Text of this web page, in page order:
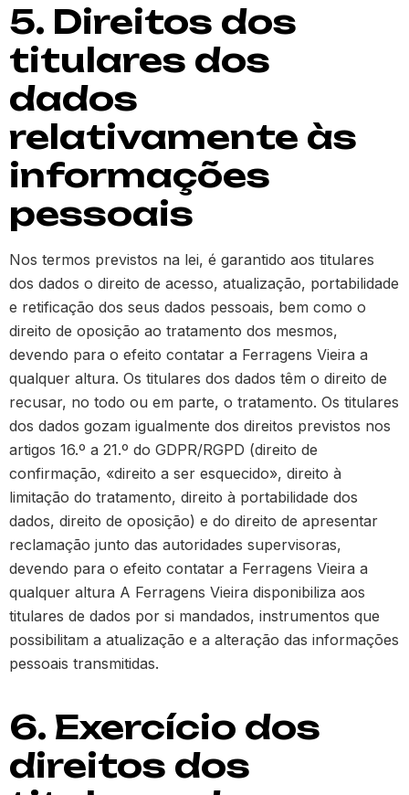
5. Direitos dos
titulares dos
dados
relativamente às
informações
pessoais
Nos termos previstos na lei, é garantido aos titulares
dos dados o direito de acesso, atualização, portabilidade
e retificação dos seus dados pessoais, bem como o
direito de oposição ao tratamento dos mesmos,
devendo para o efeito contatar a Ferragens Vieira a
qualquer altura. Os titulares dos dados têm o direito de
recusar, no todo ou em parte, o tratamento. Os titulares
dos dados gozam igualmente dos direitos previstos nos
artigos 16.º a 21.º do GDPR/RGPD (direito de
confirmação, «direito a ser esquecido», direito à
limitação do tratamento, direito à portabilidade dos
dados, direito de oposição) e do direito de apresentar
reclamação junto das autoridades supervisoras,
devendo para o efeito contatar a Ferragens Vieira a
qualquer altura A Ferragens Vieira disponibiliza aos
titulares de dados por si mandados, instrumentos que
possibilitam a atualização e a alteração das informações
pessoais transmitidas.
6. Exercício dos
direitos dos